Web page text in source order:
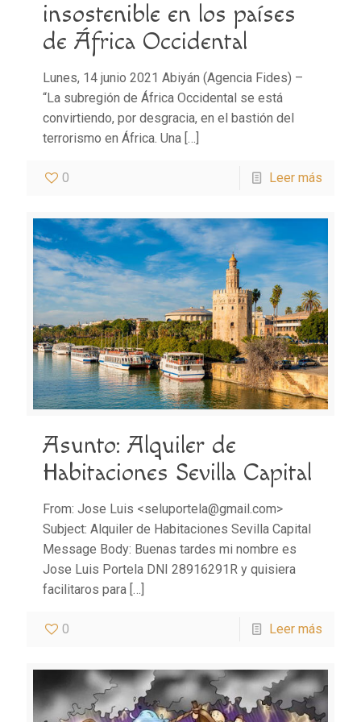
insostenible en los países
de África Occidental
Lunes, 14 junio 2021 Abiyán (Agencia Fides) –
“La subregión de África Occidental se está
convirtiendo, por desgracia, en el bastión del
terrorismo en África. Una […]
0 Leer más
Asunto: Alquiler de
Habitaciones Sevilla Capital
From: Jose Luis <seluportela@gmail.com>
Subject: Alquiler de Habitaciones Sevilla Capital
Message Body: Buenas tardes mi nombre es
Jose Luis Portela DNI 28916291R y quisiera
facilitaros para […]
0 Leer más